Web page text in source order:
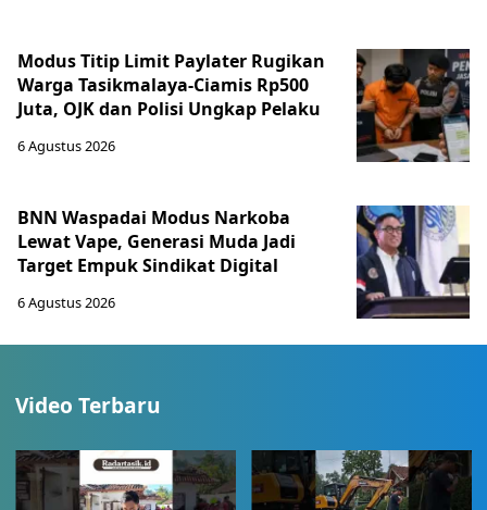
Modus Titip Limit Paylater Rugikan
Warga Tasikmalaya-Ciamis Rp500
Juta, OJK dan Polisi Ungkap Pelaku
6 Agustus 2026
BNN Waspadai Modus Narkoba
Lewat Vape, Generasi Muda Jadi
Target Empuk Sindikat Digital
6 Agustus 2026
Video Terbaru